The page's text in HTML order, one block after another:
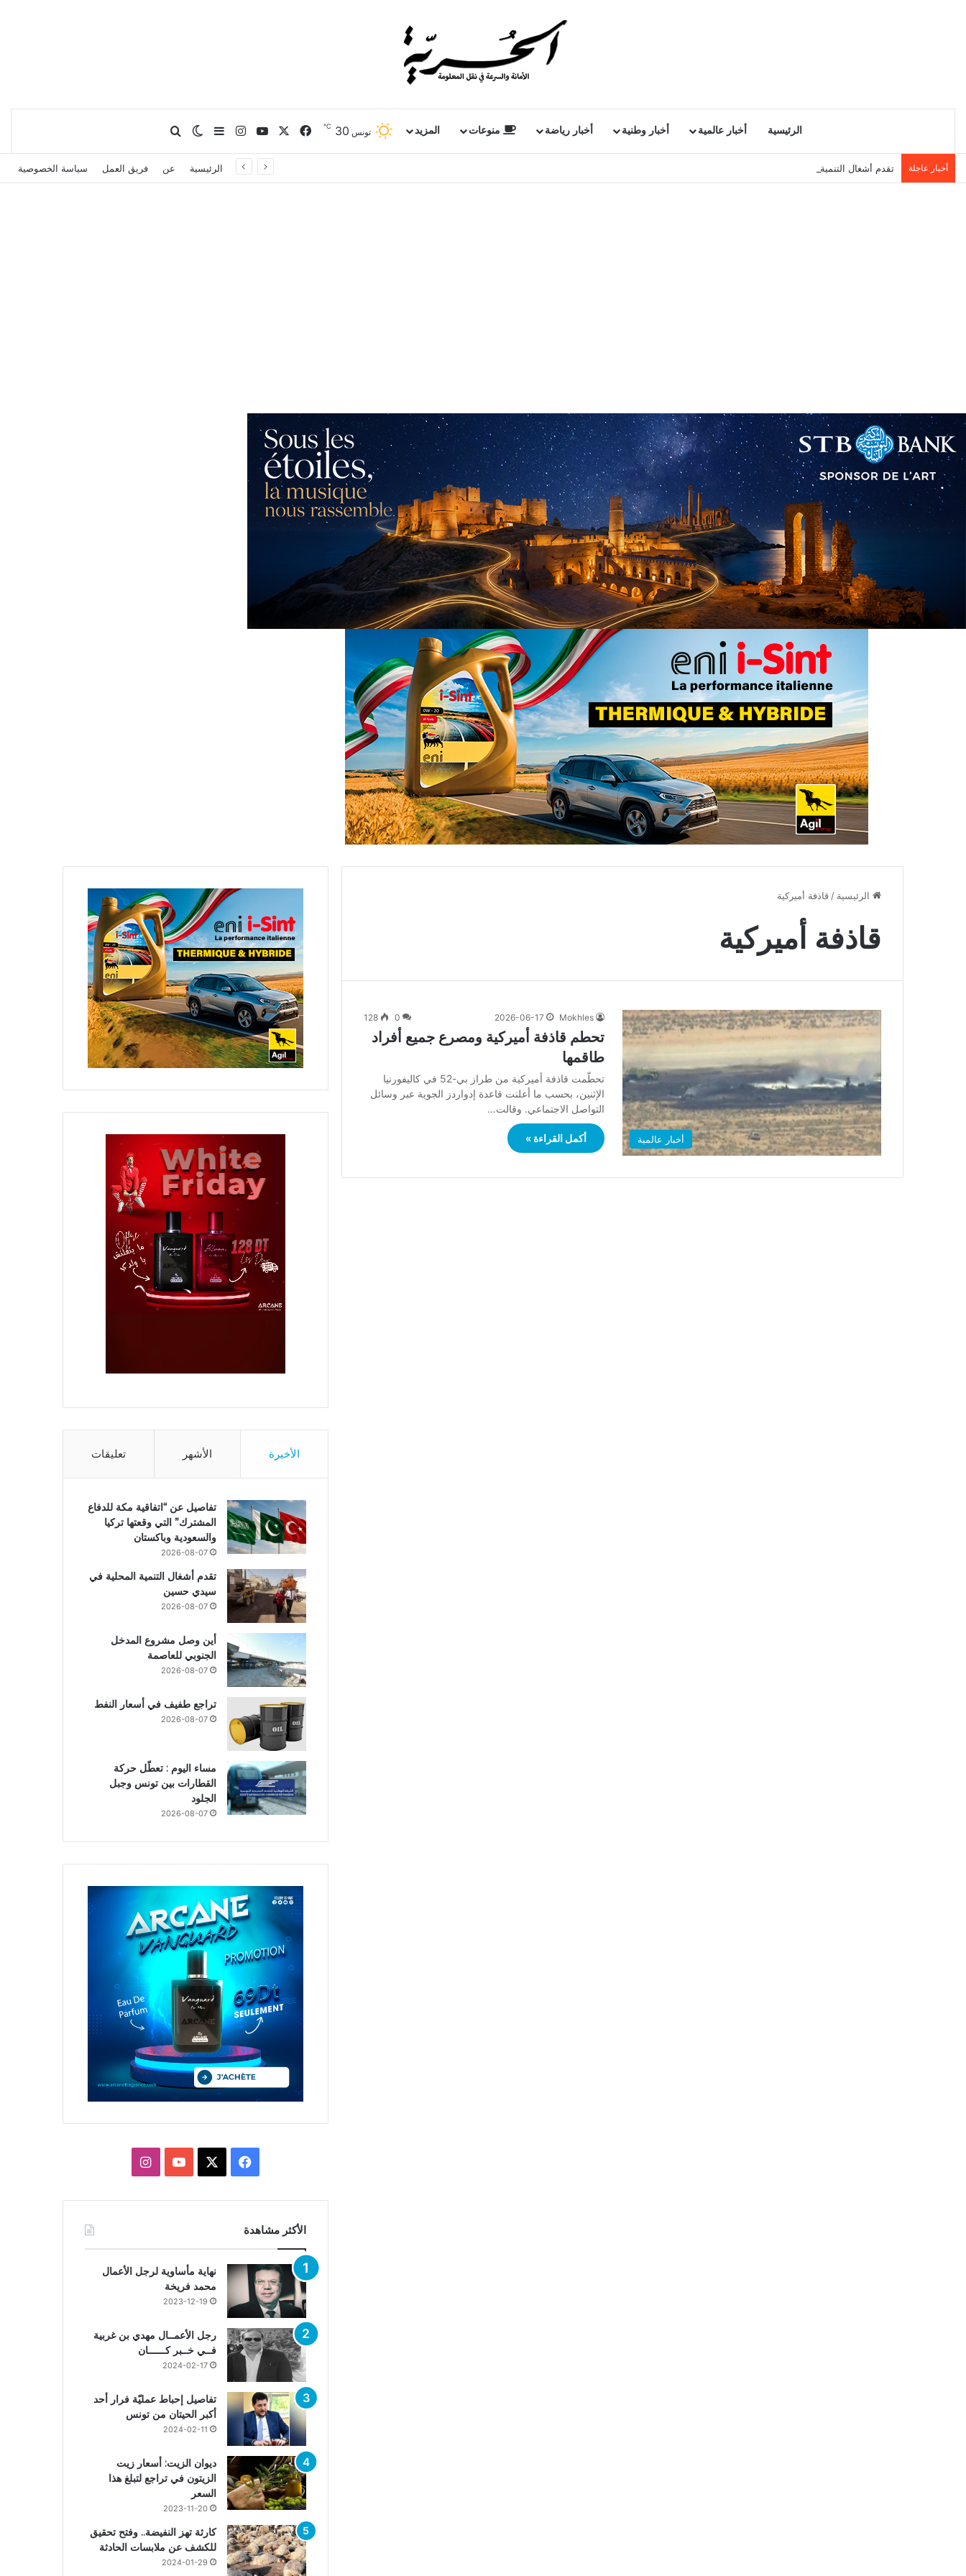
الرئيسية أخبار عالمية أخبار وطنية أخبار رياضة منوعات المزيد تونس 30
℃ فيسبوك يوتيوبانستقرامإضافة عمود جانبي
الوضع المظلم
بحث عن
أخبار عاجلة تقدم أشغال التنمية المحلية في سيدي حسين الرئيسية عن فريق العمل سياسة الخصوصية
الرئيسية / قاذفة أميركية
قاذفة أميركية
أخبار عالمية
Mokhles
2026-06-17
0
128
تحطم قاذفة أميركية ومصرع جميع أفراد
طاقمها
تحطّمت قاذفة أميركية من طراز بي-52 في كاليفورنيا
الإثنين، بحسب ما أعلنت قاعدة إدواردز الجوية عبر وسائل
التواصل الاجتماعي. وقالت…
أكمل القراءة »
الأخيرة الأشهر تعليقات
تفاصيل عن “اتفاقية مكة للدفاع
المشترك” التي وقعتها تركيا
والسعودية وباكستان
2026-08-07
تقدم أشغال التنمية المحلية في
سيدي حسين
2026-08-07
أين وصل مشروع المدخل
الجنوبي للعاصمة
2026-08-07
تراجع طفيف في أسعار النفط
2026-08-07
مساء اليوم : تعطّل حركة
القطارات بين تونس وجبل
الجلود
2026-08-07
فيسبوك يوتيوبانستقرام
الأكثر مشاهدة
نهاية مأساوية لرجل الأعمال
محمد فريخة
2023-12-19
رجل الأعمــال مهدي بن غربية
فــي خــبر كــــــان
2024-02-17
تفاصيل إحباط عمليّة فرار أحد
أكبر الحيتان من تونس
2024-02-11
ديوان الزيت: أسعار زيت
الزيتون في تراجع لتبلغ هذا
السعر
2023-11-20
كارثة تهز النفيضة.. وفتح تحقيق
للكشف عن ملابسات الحادثة
2024-01-29